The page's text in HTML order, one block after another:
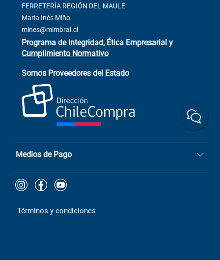
Contacto
Venta Terreno
Trabaja con Nosotros
+(73) 256
ChileCompras
+56 9 9888 9549
FERRETERÍA REGIÓN DEL MAULE
María Inés Miño
mines@mimbral.cl
Programa de Integridad, Ética Empresarial y
Cumplimiento Normativo
Somos Proveedores del Estado
Medios de Pago
Términos y condiciones